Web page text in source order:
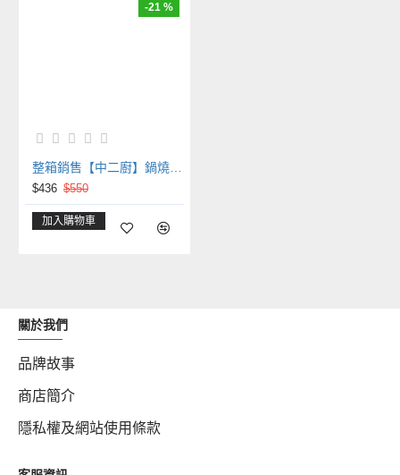
-21 %
$436 $550
加入購物車
關於我們
品牌故事
商店簡介
隱私權及網站使用條款